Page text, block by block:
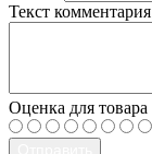
Текст комментария
Оценка для товара